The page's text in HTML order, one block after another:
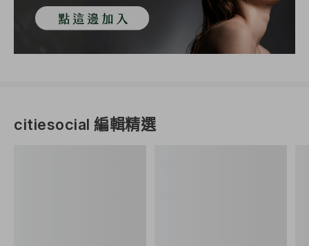
citiesocial 編輯精選